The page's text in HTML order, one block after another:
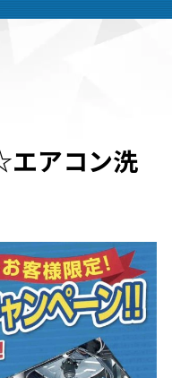
アコン洗